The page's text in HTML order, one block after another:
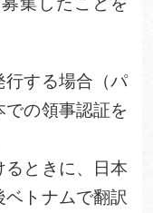
する場合（パ
の領事認証を
ときに、日本
トナムで翻訳